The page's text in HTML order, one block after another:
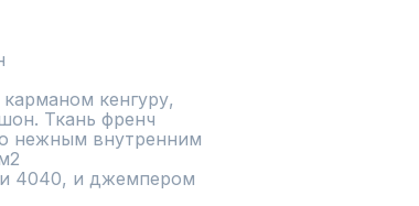
кенгуру,
Ткань френч
нежным внутренним
4040, и джемпером